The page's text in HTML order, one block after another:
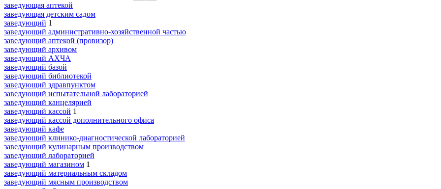
заведующая аптекой
заведующая детским садом
заведующий 1
заведующий административно-хозяйственной частью
заведующий аптекой (провизор)
заведующий архивом
заведующий АХЧА
заведующий базой
заведующий библиотекой
заведующий здравпунктом
заведующий испытательной лабораторией
заведующий канцелярией
заведующий кассой 1
заведующий кассой дополнительного офиса
заведующий кафе
заведующий клинико-диагностической лабораторией
заведующий кулинарным производством
заведующий лабораторией
заведующий магазином 1
заведующий материальным складом
заведующий мясным производством